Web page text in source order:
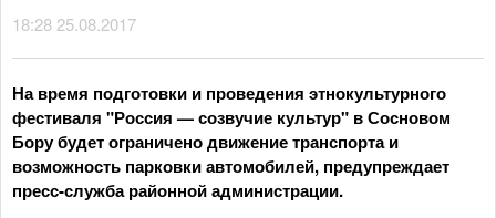
18:28 25.08.2017
На время подготовки и проведения этнокультурного
фестиваля "Россия — созвучие культур" в Сосновом
Бору будет ограничено движение транспорта и
возможность парковки автомобилей, предупреждает
пресс-служба районной администрации.